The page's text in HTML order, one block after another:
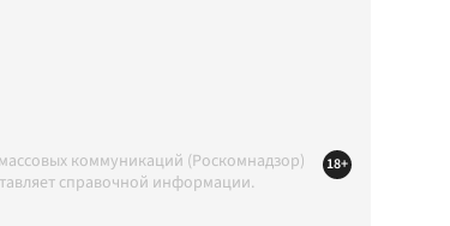
коммуникаций (Роскомнадзор)
справочной информации.
18+